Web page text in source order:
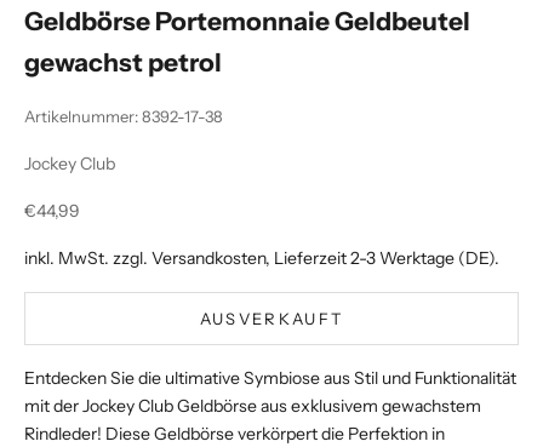
Geldbörse Portemonnaie Geldbeutel
gewachst petrol
Artikelnummer: 8392-17-38
Jockey Club
Angebot
€44,99
inkl. MwSt. zzgl. Versandkosten, Lieferzeit 2-3 Werktage (DE).
AUSVERKAUFT
Entdecken Sie die ultimative Symbiose aus Stil und Funktionalität
mit der Jockey Club Geldbörse aus exklusivem gewachstem
Rindleder! Diese Geldbörse verkörpert die Perfektion in